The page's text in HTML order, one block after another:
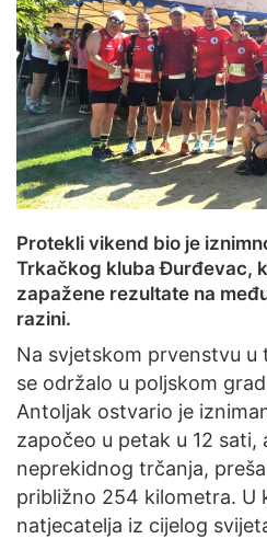
a
i
l
Protekli vikend bio je
Trkačkog kluba Đurđevac,
zapažene rezultate na
razini.
Na svjetskom prvenstvu u
se održalo u poljskom
Antoljak ostvario je
započeo u petak u 12 sati,
neprekidnog trčanja,
približno 254 kilometra. U
natjecatelja iz cijelog